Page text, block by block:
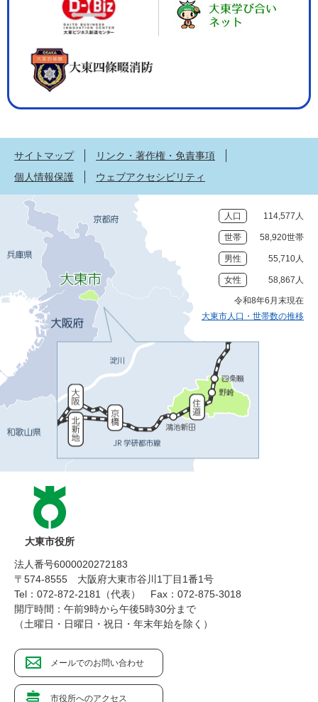
サイトマップ
リンク・著作権・免責事項
個人情報保護
ウェブアクセシビリティ
人口 114,577人
世帯 58,920世帯
男性 55,710人
女性 58,867人
令和8年6月末現在
大東市人口・世帯数の推移
大東市役所
法人番号6000020272183
〒574-8555 大阪府大東市谷川1丁目1番1号
Tel：072-872-2181（代表）
Fax：072-875-3018
開庁時間：午前9時から午後5時30分まで
（土曜日・日曜日・祝日・年末年始を除く）
メールでのお問い合わせ
市役所へのアクセス